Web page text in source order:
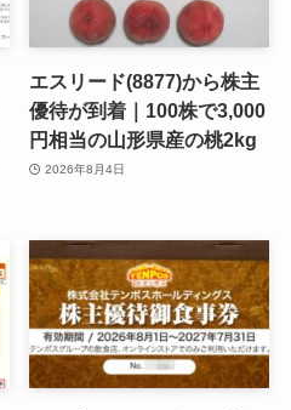
エスリード(8877)から株主
優待が到着｜100株で3,000
円相当の山形県産の桃2kg
2026年8月4日